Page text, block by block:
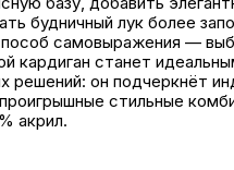
будничный лук более
самовыражения —
кардиган станет
решений: он подчеркнёт
стильные
акрил.